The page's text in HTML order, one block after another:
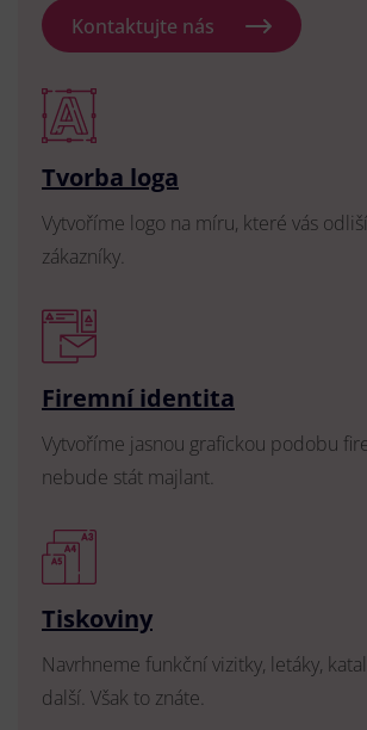
Kontaktujte nás
Tvorba loga
Vytvoříme logo na míru, které vás
zákazníky.
Firemní identita
Vytvoříme jasnou grafickou podobu
nebude stát majlant.
Tiskoviny
Navrhneme funkční vizitky, letáky,
další. Však to znáte.